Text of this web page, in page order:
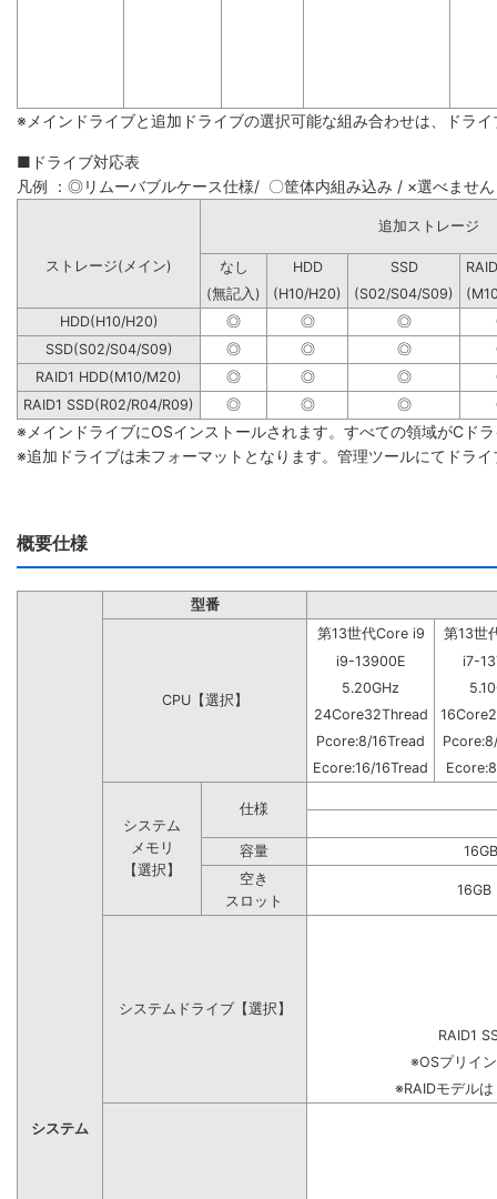
※メインドライブと追加ドライブの選択可能な組み合わせは、ドラ
■ドライブ対応表
凡例 ：◎リムーバブルケース仕様/ 〇筐体内組み込み / ×選べません
追加ストレージ
ストレージ(メイン) なし HDD SSD
(無記入)
(H10/H20) (S02/S04/S09)
HDD(H10/H20)
◎ ◎ ◎
SSD(S02/S04/S09)
◎ ◎ ◎
RAID1 HDD(M10/M20)
◎ ◎ ◎
RAID1 SSD(R02/R04/R09)
◎ ◎ ◎
※メインドライブにOSインストールされます。すべての領域がCド
※追加ドライブは未フォーマットとなります。管理ツールにてドラ
概要仕様
システム
型番
CPU【選択】
第13世代Core i9
第13世
i9-13900E
i7-
5.20GHz
24Core32Thread
Pcore:8/16Tread
Ecore:16/16Tread
システム
メモリ
【選択】
仕様
容量
空き
スロット
16GB
システムドライブ【選択】
RAID1
※OSプリイ
※RAIDモデル